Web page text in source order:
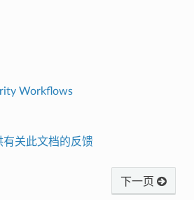
Workflows
有关此文档的反馈
下一页